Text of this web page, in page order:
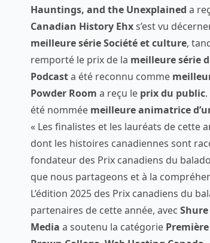
Hauntings, and the Unexplained a
Canadian History Ehxs’est vu
meilleure série Société et culture,
remporté le prix de la meilleure série
Podcasta été reconnu comme
Powder Room a reçu le prix du public
été nommée meilleure animatrice
« Les finalistes et les lauréats de cette
dont les histoires canadiennes sont
fondateur des Prix canadiens du
que nous partageons et à la
L’édition 2025 des Prix canadiens du
partenaires de cette année, avec Shure
Media a soutenu la catégorie